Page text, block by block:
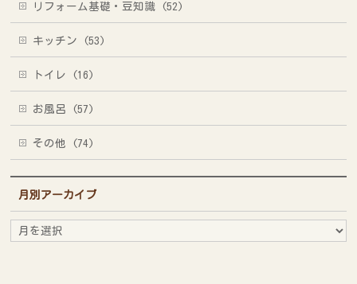
リフォーム基礎・豆知識 (52)
キッチン (53)
トイレ (16)
お風呂 (57)
その他 (74)
月別アーカイブ
月
別